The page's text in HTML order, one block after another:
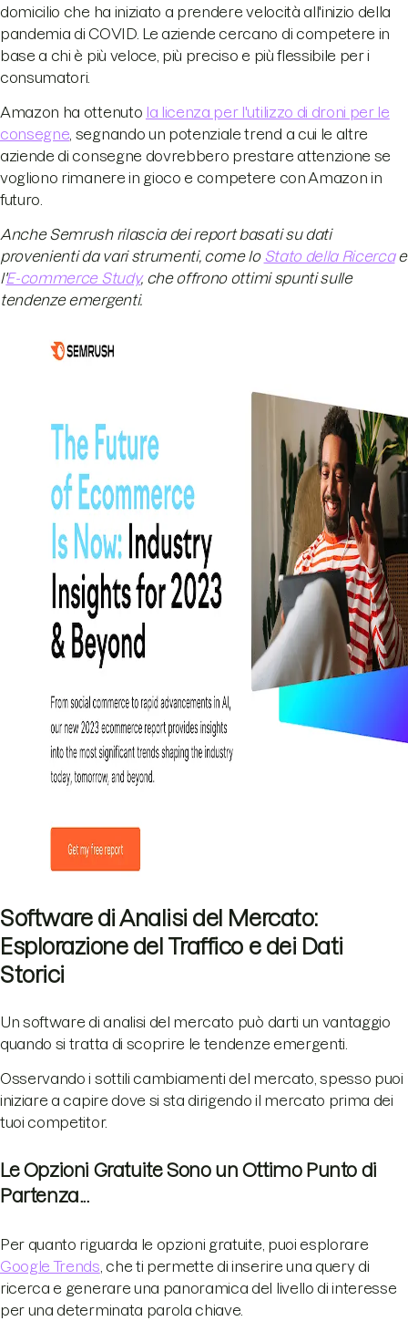
domicilio che ha iniziato a prendere velocità all'inizio della
pandemia di COVID. Le aziende cercano di competere in
base a chi è più veloce, più preciso e più flessibile per i
consumatori.
Amazon ha ottenuto la licenza per l'utilizzo di droni per le
consegne , segnando un potenziale trend a cui le altre
aziende di consegne dovrebbero prestare attenzione se
vogliono rimanere in gioco e competere con Amazon in
futuro.
Anche Semrush rilascia dei report basati su dati
provenienti da vari strumenti, come lo Stato della Ricercae
l'E-commerce Study, che offrono ottimi spunti sulle
tendenze emergenti.
Software di Analisi del Mercato:
Esplorazione del Traffico e dei Dati
Storici
Un software di analisi del mercato può darti un vantaggio
quando si tratta di scoprire le tendenze emergenti.
Osservando i sottili cambiamenti del mercato, spesso puoi
iniziare a capire dove si sta dirigendo il mercato prima dei
tuoi competitor.
Le Opzioni Gratuite Sono un Ottimo Punto di
Partenza...
Per quanto riguarda le opzioni gratuite, puoi esplorare
Google Trends , che ti permette di inserire una query di
ricerca e generare una panoramica del livello di interesse
per una determinata parola chiave.